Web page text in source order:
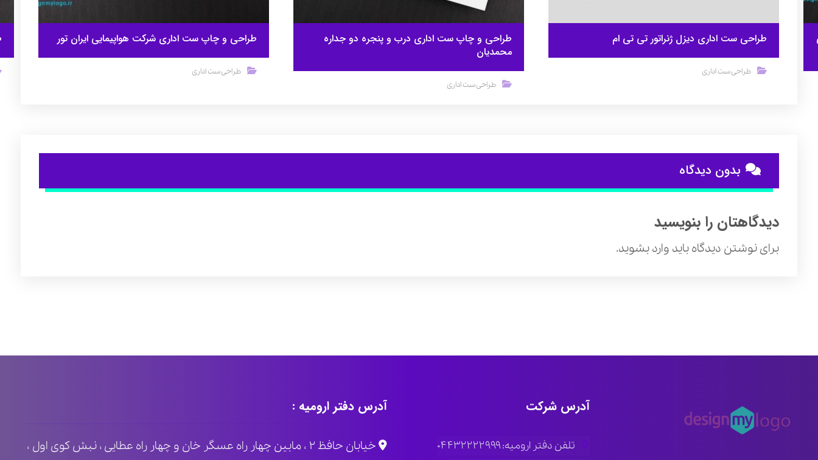
طراحی ست اداری دیزل ژنراتور تی تی ام
طراحی ست اداری
طراحی و چاپ ست اداری درب و پنجره دو جداره
محمدیان
طراحی ست اداری
طراحی و چاپ ست اداری شرکت هواپیمایی ایران تور
طراحی ست اداری
بدون دیدگاه
دیدگاهتان را بنویسید
برای نوشتن دیدگاه باید وارد بشوید.
آدرس شرکت
تلفن دفتر ارومیه: ۰۴۴۳۲۲۲۲۹۹۹
آدرس دفتر ارومیه :
خیابان حافظ ۲ ، مابین چهار راه عسگر خان و چهار راه عطایی ، نبش کوی اول ،